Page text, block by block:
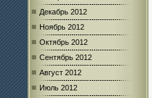
Декабрь 2012
Ноябрь 2012
Октябрь 2012
Сентябрь 2012
Август 2012
Июль 2012